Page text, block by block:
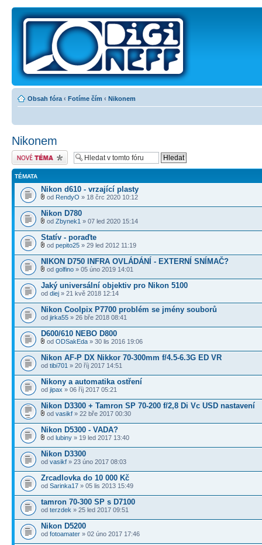
Obsah fóra ‹ Fotíme čím ‹ Nikonem
Nikonem
Odeslat nové téma
TÉMATA
Nikon d610 - vrzající plasty
od RendyO » 18 črc 2020 10:12
Nikon D780
od Zbynek1 » 07 led 2020 15:14
Statív - poraďte
od pepito25 » 29 led 2012 11:19
NIKON D750 INFRA OVLÁDÁNÍ - EXTERNÍ SNÍMAČ?
od golfino » 05 úno 2019 14:01
Jaký universální objektiv pro Nikon 5100
od diej » 21 kvě 2018 12:14
Nikon Coolpix P7700 problém se jmény souborů
od jirka55 » 26 bře 2018 08:41
D600/610 NEBO D800
od ODSakEda » 30 lis 2016 19:06
Nikon AF-P DX Nikkor 70-300mm f/4.5-6.3G ED VR
od tibi701 » 20 říj 2017 14:51
Nikony a automatika ostření
od jipax » 06 říj 2017 05:21
Nikon D3300 + Tamron SP 70-200 f/2,8 Di Vc USD nastavení
od vasikf » 22 bře 2017 00:30
Nikon D5300 - VADA?
od lubiny » 19 led 2017 13:40
Nikon D3300
od vasikf » 23 úno 2017 08:03
Zrcadlovka do 10 000 Kč
od Sarinka17 » 05 lis 2013 15:49
tamron 70-300 SP s D7100
od terzdek » 25 led 2017 09:51
Nikon D5200
od fotoamater » 02 úno 2017 17:46